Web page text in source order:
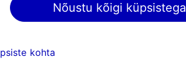
Kasutajatingimused
Nõustu kõigi küpsistega
kohta